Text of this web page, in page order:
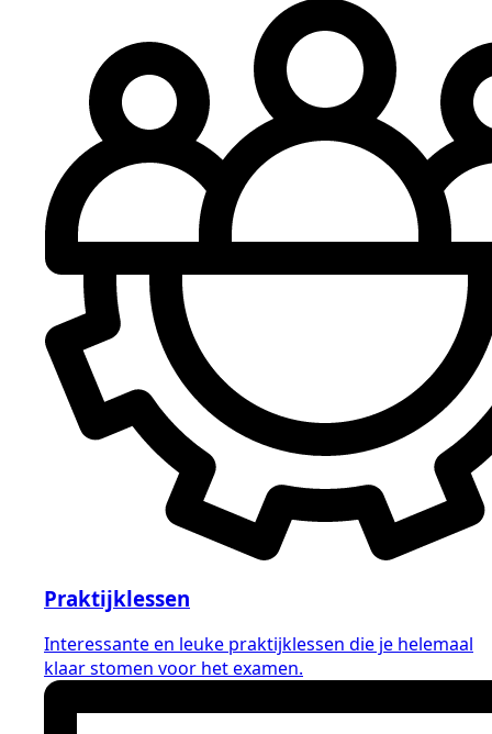
Praktijklessen
Interessante en leuke praktijklessen die je helemaal
klaar stomen voor het examen.